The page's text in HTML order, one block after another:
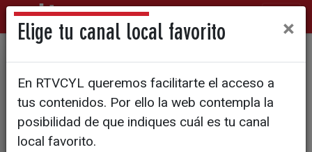
Premio del Deporte de
Palencia
Elige tu canal local favorito ×
En RTVCYL queremos facilitarte el acceso a
tus contenidos. Por ello la web contempla la
posibilidad de que indiques cuál es tu canal
local favorito.